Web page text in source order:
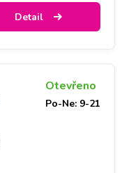
Detail
Otevřeno
Po-Ne: 9-21